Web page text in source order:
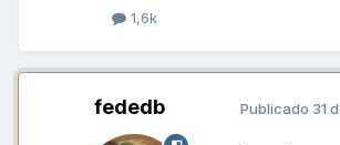
1,6k
fededb Publicado 31